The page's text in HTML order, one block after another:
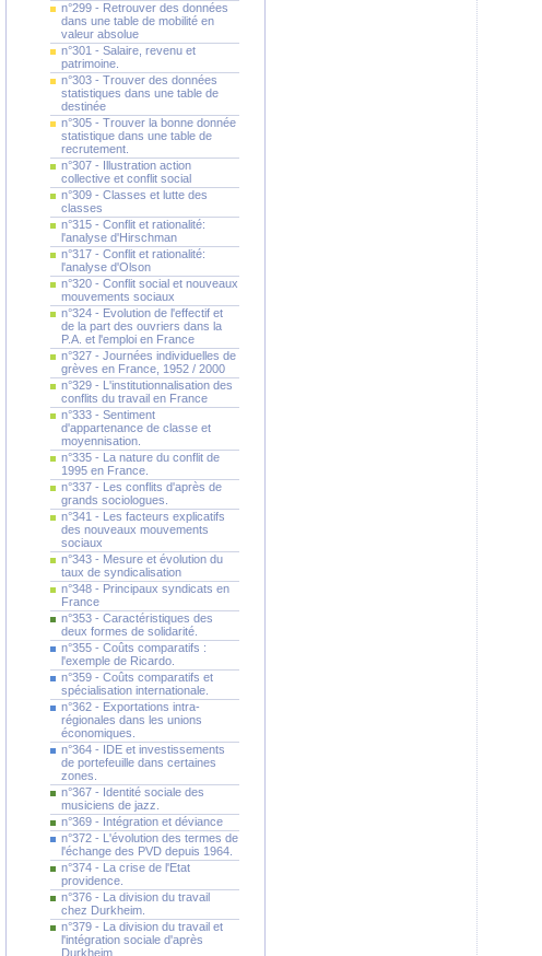
n°299 - Retrouver des données
dans une table de mobilité en
valeur absolue
n°301 - Salaire, revenu et
patrimoine.
n°303 - Trouver des données
statistiques dans une table de
destinée
n°305 - Trouver la bonne donnée
statistique dans une table de
recrutement.
n°307 - Illustration action
collective et conflit social
n°309 - Classes et lutte des
classes
n°315 - Conflit et rationalité:
l'analyse d'Hirschman
n°317 - Conflit et rationalité:
l'analyse d'Olson
n°320 - Conflit social et nouveaux
mouvements sociaux
n°324 - Evolution de l'effectif et
de la part des ouvriers dans la
P.A. et l'emploi en France
n°327 - Journées individuelles de
grèves en France, 1952 / 2000
n°329 - L'institutionnalisation des
conflits du travail en France
n°333 - Sentiment
d'appartenance de classe et
moyennisation.
n°335 - La nature du conflit de
1995 en France.
n°337 - Les conflits d'après de
grands sociologues.
n°341 - Les facteurs explicatifs
des nouveaux mouvements
sociaux
n°343 - Mesure et évolution du
taux de syndicalisation
n°348 - Principaux syndicats en
France
n°353 - Caractéristiques des
deux formes de solidarité.
n°355 - Coûts comparatifs :
l'exemple de Ricardo.
n°359 - Coûts comparatifs et
spécialisation internationale.
n°362 - Exportations intra-
régionales dans les unions
économiques.
n°364 - IDE et investissements
de portefeuille dans certaines
zones.
n°367 - Identité sociale des
musiciens de jazz.
n°369 - Intégration et déviance
n°372 - L'évolution des termes de
l'échange des PVD depuis 1964.
n°374 - La crise de l'Etat
providence.
n°376 - La division du travail
chez Durkheim.
n°379 - La division du travail et
l'intégration sociale d'après
Durkheim.